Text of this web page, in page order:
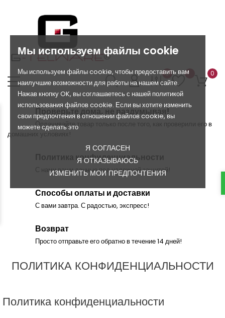
Мы используем файлы cookie
Мы используем файлы cookie, чтобы предоставить вам
наилучшие возможности для работы на нашем сайте.
Нажав кнопку OK, вы соглашаетесь с нашей политикой
использования файлов cookie. Если вы хотите изменить
свои предпочтения в отношении файлов cookie, вы
можете сделать это
Я СОГЛАСЕН
Я ОТКАЗЫВАЮСЬ
ИЗМЕНИТЬ МОИ ПРЕДПОЧТЕНИЯ
0 0
Проверьте дома, не раздумывая!
Оплачивайте товар только после того, как проверили его в
домашних условиях!
Политика конфиденциальности
С нами ваши данные под надежной защитой!
Способы оплаты и доставки
С вами завтра. С радостью, экспресс!
Возврат
Просто отправьте его обратно в течение 14 дней!
ПОЛИТИКА КОНФИДЕНЦИАЛЬНОСТИ
Политика конфиденциальности